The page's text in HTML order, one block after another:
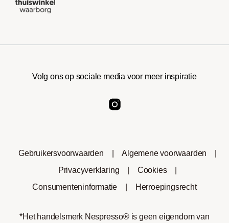
Volg ons op sociale media voor meer inspiratie
Gebruikersvoorwaarden Algemene voorwaarden
Privacyverklaring
Cookies
Consumenteninformatie
Herroepingsrecht
*Het handelsmerk Nespresso® is geen eigendom van